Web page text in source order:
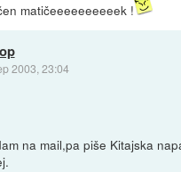
matičeeeeeeeeeek !
2003, 23:04
na mail,pa piše Kitajska